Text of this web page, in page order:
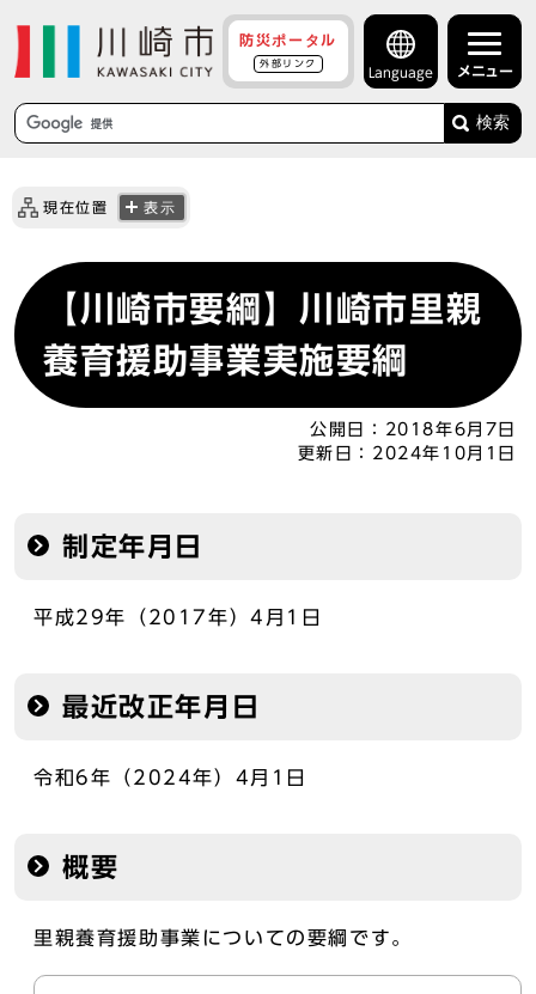
防災ポータル
外部リンク
Language メニュー
検索
現在位置 表示
【川崎市要綱】川崎市里親
養育援助事業実施要綱
公開日：
2018年6月7日
更新日： 2024年10月1日
制定年月日
平成29年（2017年）4月1日
最近改正年月日
令和6年（2024年）4月1日
概要
里親養育援助事業についての要綱です。